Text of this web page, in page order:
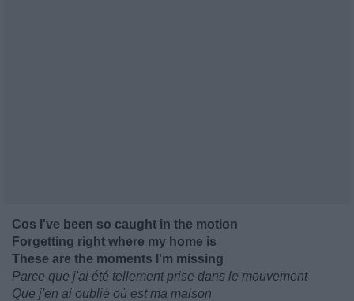
Cos I've been so caught in the motion
Forgetting right where my home is
These are the moments I'm missing
Parce que j'ai été tellement prise dans le mouvement
Que j'en ai oublié où est ma maison